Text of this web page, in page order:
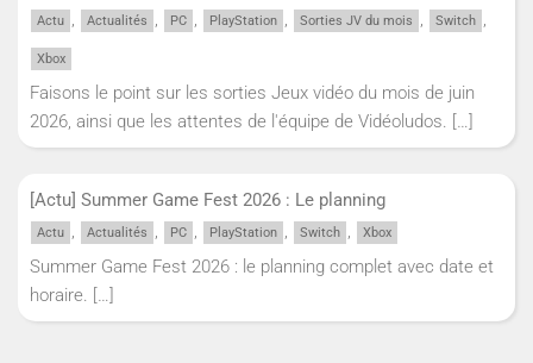
Actu , Actualités , PC , PlayStation , Sorties JV du mois , Switch ,
Xbox
Faisons le point sur les sorties Jeux vidéo du mois de juin
2026, ainsi que les attentes de l'équipe de Vidéoludos. […]
[Actu] Summer Game Fest 2026 : Le planning
Actu , Actualités , PC , PlayStation , Switch , Xbox
Summer Game Fest 2026 : le planning complet avec date et
horaire. […]